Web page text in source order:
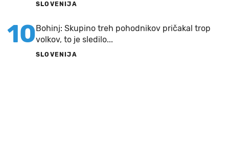
SLOVENIJA
10Bohinj: Skupino treh pohodnikov pričakal trop
volkov, to je sledilo...
SLOVENIJA